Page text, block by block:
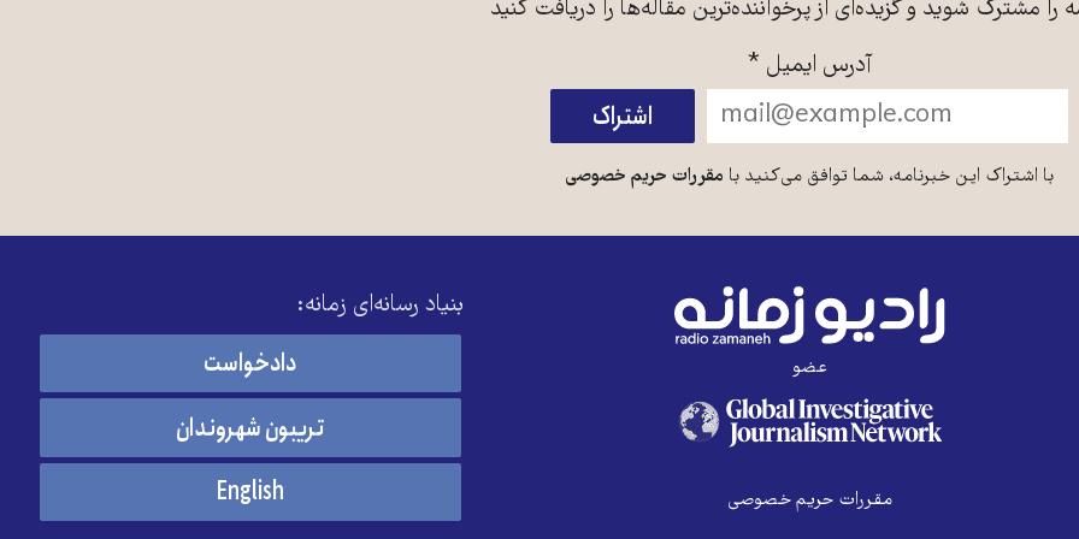
را مشترک شوید و گزیده‌ای از پرخواننده‌ترین مقاله‌ها را دریافت کنید
آدرس ایمیل *
با اشتراک این خبرنامه، شما توافق می‌کنید با مقررات حریم خصوصی
عضو
مقررات حریم خصوصی
بنیاد رسانه‌ای زمانه:
دادخواست
تریبون شهروندان
English